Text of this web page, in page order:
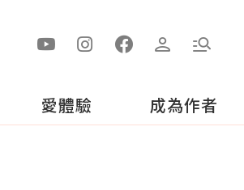
愛體驗 成為作者